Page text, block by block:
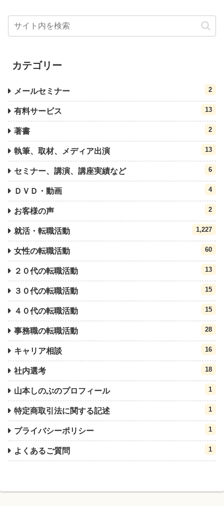
カテゴリー
メールセミナー 2
有料サービス 13
著書 2
執筆、取材、メディア出演 13
セミナー、講演、講座実績など 6
ＤＶＤ・動画 4
お客様の声 2
就活・転職活動 1,227
女性の転職活動 60
２０代の転職活動 13
３０代の転職活動 15
４０代の転職活動 15
事務職の転職活動 28
キャリア相談 16
社内選考 18
山本しのぶのプロフィール 1
特定商取引法に関する記述 1
プライバシーポリシー 1
よくあるご質問 1